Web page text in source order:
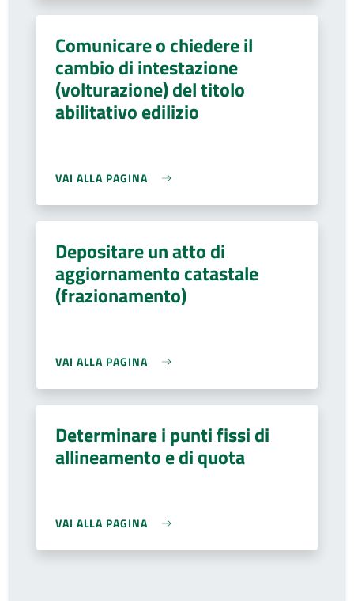
Comunicare o chiedere il
cambio di intestazione
(volturazione) del titolo
abilitativo edilizio
VAI ALLA PAGINA
Depositare un atto di
aggiornamento catastale
(frazionamento)
VAI ALLA PAGINA
Determinare i punti fissi di
allineamento e di quota
VAI ALLA PAGINA